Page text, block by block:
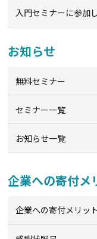
入門セミナーに参加
お知らせ
無料セミナー
セミナー一覧
お知らせ一覧
企業への寄付メ
企業への寄付メリッ